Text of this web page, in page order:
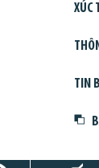
XÚC
TIN